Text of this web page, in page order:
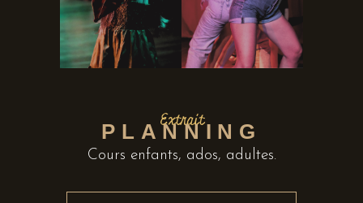
Extrait
PLANNING
Cours enfants, ados, adultes.